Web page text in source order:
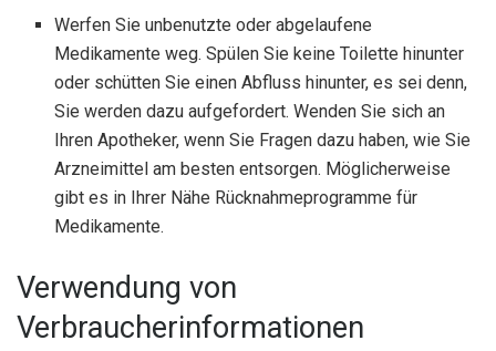
Werfen Sie unbenutzte oder abgelaufene
Medikamente weg. Spülen Sie keine Toilette hinunter
oder schütten Sie einen Abfluss hinunter, es sei denn,
Sie werden dazu aufgefordert. Wenden Sie sich an
Ihren Apotheker, wenn Sie Fragen dazu haben, wie Sie
Arzneimittel am besten entsorgen. Möglicherweise
gibt es in Ihrer Nähe Rücknahmeprogramme für
Medikamente.
Verwendung von
Verbraucherinformationen